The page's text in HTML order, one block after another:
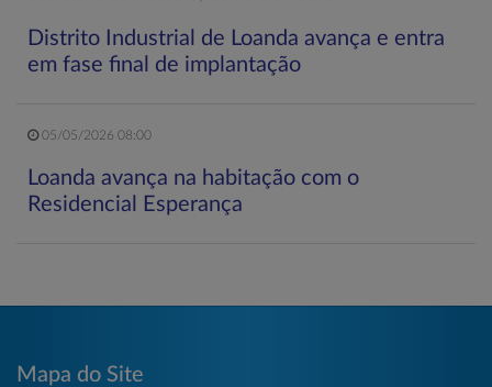
Distrito Industrial de Loanda avança e entra
em fase final de implantação
05/05/2026 08:00
Loanda avança na habitação com o
Residencial Esperança
Mapa do Site